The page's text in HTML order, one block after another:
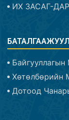
ИХ ЗАСАГ-
Хөтөлбөрийн
Дотоод